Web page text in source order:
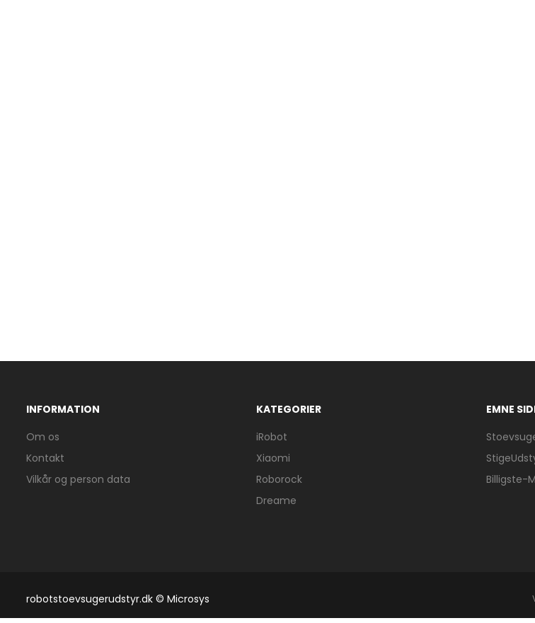
INFORMATION
Om os
Kontakt
Vilkår og person data
KATEGORIER
iRobot
Xiaomi
Roborock
Dreame
EMNE
Billigste-
robotstoevsugerudstyr.dk © Microsys